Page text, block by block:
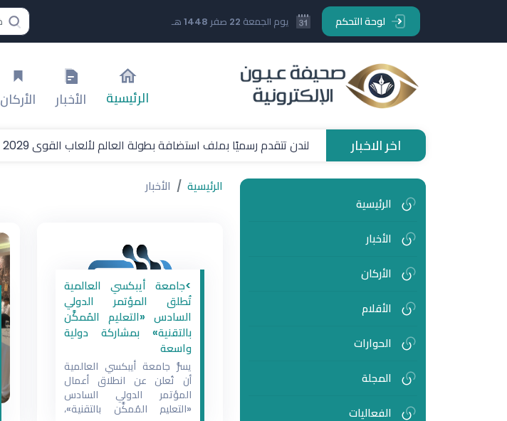
لوحة التحكم يوم الجمعة 22 صفر 1448 هـ
الرئيسية الأخبار الأركان
اخر الاخبار لندن تتقدم رسميًا بملف استضافة بطولة العالم لألعاب القوى 2029
الرئيسية
الأخبار
الأركان
الأقلام
الحوارات
المجلة
الفعاليات
الرئيسية الأخبار
>جامعة أيبكسي العالمية
تُطلق المؤتمر الدولي
السادس «التعليم المُمكَّن
بالتقنية» بمشاركة دولية
واسعة
يسرُّ جامعة أيبكسي العالمية
أن تُعلن عن انطلاق أعمال
المؤتمر الدولي السادس
«التعليم المُمكَّن بالتقنية»،